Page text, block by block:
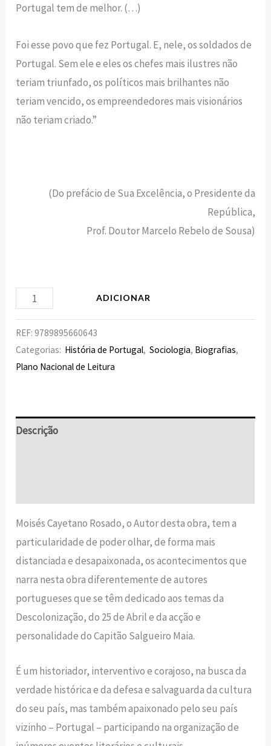
Portugal tem de melhor. (…)
Foi esse povo que fez Portugal. E, nele, os soldados de
Portugal. Sem ele e eles os chefes mais ilustres não
teriam triunfado, os políticos mais brilhantes não
teriam vencido, os empreendedores mais visionários
não teriam criado.”
(Do prefácio de Sua Excelência, o Presidente da
República,
Prof. Doutor Marcelo Rebelo de Sousa)
ADICIONAR
REF:9789895660643
Categorias: História de Portugal, Sociologia, Biografias,
Plano Nacional de Leitura
Descrição
Moisés Cayetano Rosado, o Autor desta obra, tem a
particularidade de poder olhar, de forma mais
distanciada e desapaixonada, os acontecimentos que
narra nesta obra diferentemente de autores
portugueses que se têm dedicado aos temas da
Descolonização, do 25 de Abril e da acção e
personalidade do Capitão Salgueiro Maia.
É um historiador, interventivo e corajoso, na busca da
verdade histórica e da defesa e salvaguarda da cultura
do seu país, mas também apaixonado pelo seu país
vizinho – Portugal – participando na organização de